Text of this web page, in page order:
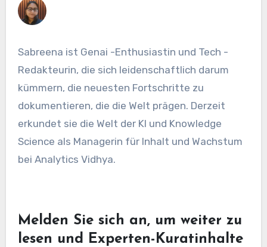
Sabreena ist Genai -Enthusiastin und Tech -
Redakteurin, die sich leidenschaftlich darum
kümmern, die neuesten Fortschritte zu
dokumentieren, die die Welt prägen. Derzeit
erkundet sie die Welt der KI und Knowledge
Science als Managerin für Inhalt und Wachstum
bei Analytics Vidhya.
Melden Sie sich an, um weiter zu
lesen und Experten-Kuratinhalte